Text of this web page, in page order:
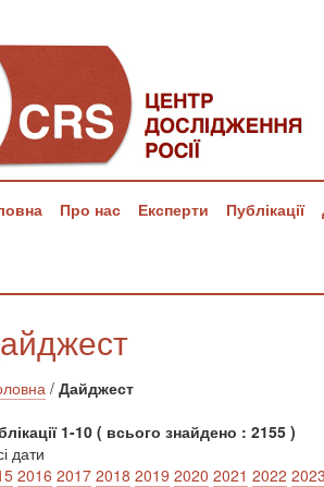
Про нас Експерти Публікації
/ Дайджест
1-10 ( всього знайдено : 2155 )
дати
2016 2017 2018 2019 2020 2021 2022